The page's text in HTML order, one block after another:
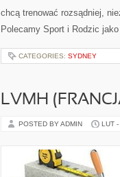
chcą trenować rozsądniej,
Polecamy Sport i Rodzic
CATEGORIES: SYDNEY
LVMH
POSTED BY ADMIN LUT